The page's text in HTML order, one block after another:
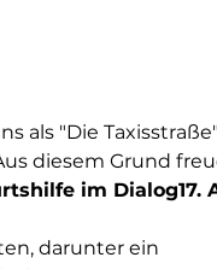
als "Die
diesem Grund
im Dialog17.
darunter ein